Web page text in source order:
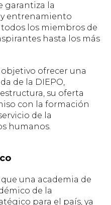
garantiza la
entrenamiento
los miembros de
hasta los más
ofrecer una
de la DIEPO,
su oferta
con la formación
de la
humanos.
una academia de
de la
para el país, ya